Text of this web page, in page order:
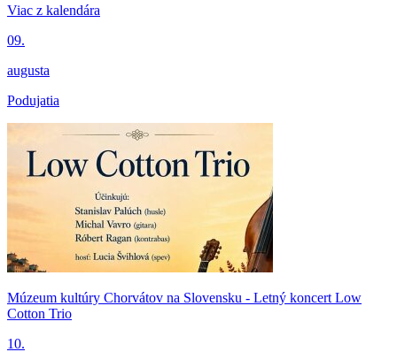
Viac z kalendára
09.
augusta
Podujatia
Múzeum kultúry Chorvátov na Slovensku - Letný koncert Low
Cotton Trio
10.